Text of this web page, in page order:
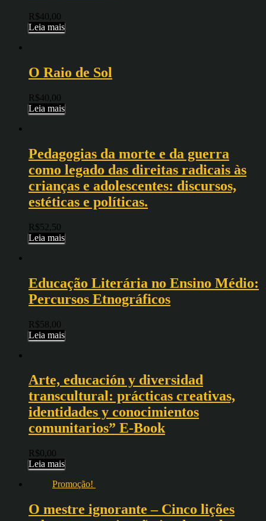
R$40,00
Leia mais
O Raio de Sol
R$40,00
Leia mais
Pedagogias da morte e da guerra
como legado das direitas radicais às
crianças e adolescentes: discursos,
estéticas e políticas.
R$52,50
Leia mais
Educação Literária no Ensino Médio:
Percursos Etnográficos
R$58,00
Leia mais
Arte, educación y diversidad
transcultural: prácticas creativas,
identidades y conocimientos
comunitarios” E-Book
R$0,00
Leia mais
Promoção!
O mestre ignorante – Cinco lições